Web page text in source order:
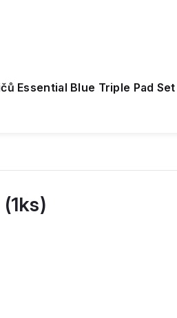
Essential Blue Triple Pad Set